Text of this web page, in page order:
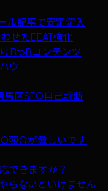
ル記事で安定流入
せたEEAT強化
BtoBコンテンツ
ウ
馬区SEO自己診断
競合が激しいです
できますか？
らないといけません